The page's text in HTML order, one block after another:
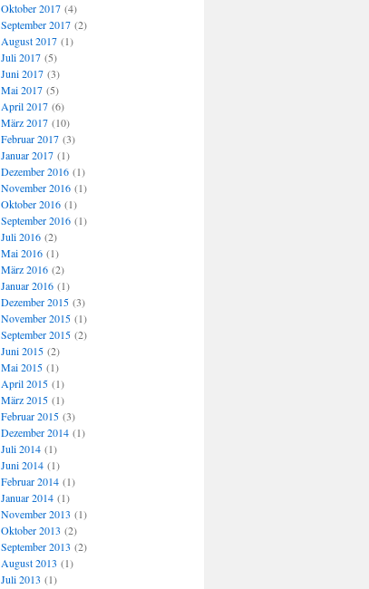
Oktober 2017(4)
September 2017(2)
August 2017(1)
Juli 2017(5)
Juni 2017(3)
Mai 2017(5)
April 2017(6)
März 2017(10)
Februar 2017(3)
Januar 2017(1)
Dezember 2016(1)
November 2016(1)
Oktober 2016(1)
September 2016(1)
Juli 2016(2)
Mai 2016(1)
März 2016(2)
Januar 2016(1)
Dezember 2015(3)
November 2015(1)
September 2015(2)
Juni 2015(2)
Mai 2015(1)
April 2015(1)
März 2015(1)
Februar 2015(3)
Dezember 2014(1)
Juli 2014(1)
Juni 2014(1)
Februar 2014(1)
Januar 2014(1)
November 2013 (1)
Oktober 2013 (2)
September 2013 (2)
August 2013 (1)
Juli 2013 (1)